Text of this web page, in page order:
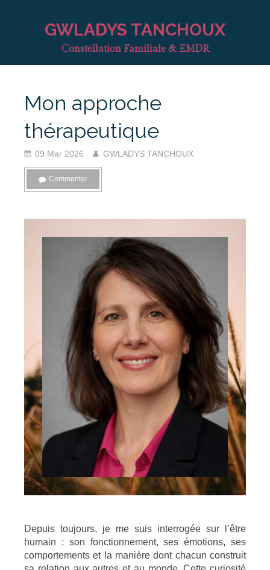
GWLADYS TANCHOUX
Constellation Familiale & EMDR
Mon approche
thérapeutique
09 Mar 2026 GWLADYS TANCHOUX
Commenter
Depuis toujours, je me suis interrogée sur l’être
humain : son fonctionnement, ses émotions, ses
comportements et la manière dont chacun construit